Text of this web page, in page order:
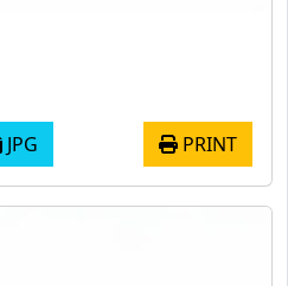
JPG PRINT